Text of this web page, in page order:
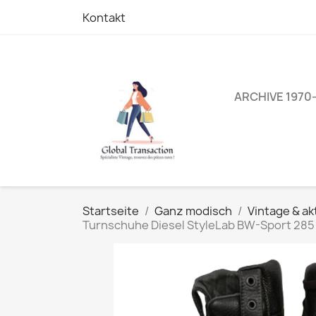
Kontakt
ARCHIVE
Startseite Ganz modisch
Vintage &
Turnschuhe Diesel StyleLab BW-Sport 285